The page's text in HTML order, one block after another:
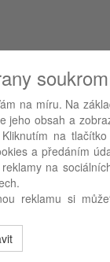
- nejlepší
na míru. Na
jeho obsah a
na tlačítko
a předáním
na
reklamu si